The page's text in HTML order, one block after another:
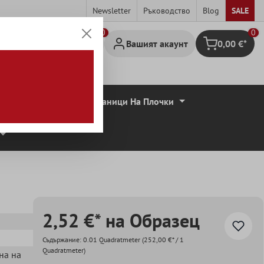
Newsletter Ръководство Blog SALE
Вашият акаунт Количка за
0
0,00 €*
Граници На Плочки
на
2,52 €* на Образец
Съдържание: 0.01 Quadratmeter (252,00 €* / 1
Quadratmeter)